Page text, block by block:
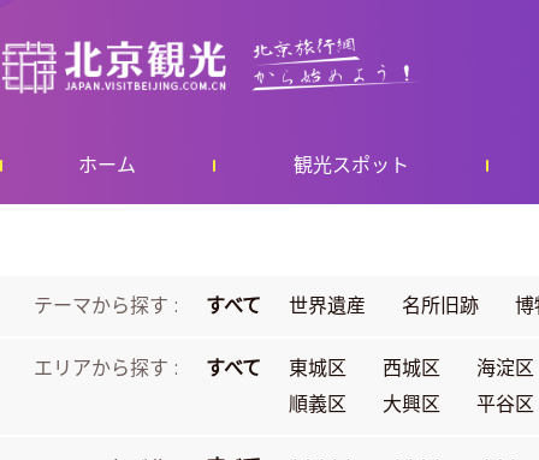
ホーム 観光スポット
テーマから探す : すべて 世界遺産 名所旧跡
エリアから探す : すべて 東城区 西城区
海淀区
順義区
大興区 平谷区